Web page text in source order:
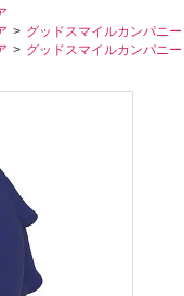
グッドスマイルカンパニー
グッドスマイルカンパニー